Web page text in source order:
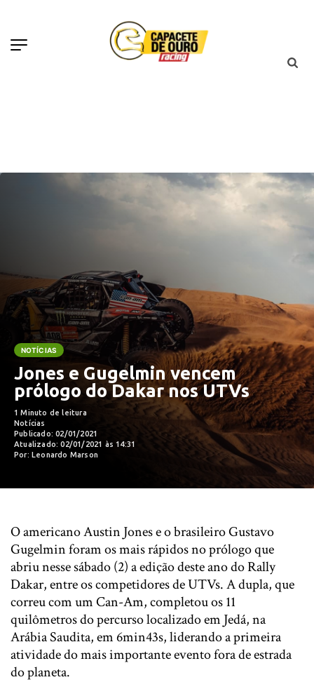
NOTÍCIAS
Jones e Gugelmin vencem
prólogo do Dakar nos UTVs
1 Minuto de leitura
Notícias
Publicado: 02/01/2021
Atualizado: 02/01/2021 às 14:31
Por: Leonardo Marson
O americano Austin Jones e o brasileiro Gustavo
Gugelmin foram os mais rápidos no prólogo que
abriu nesse sábado (2) a edição deste ano do Rally
Dakar, entre os competidores de UTVs. A dupla, que
correu com um Can-Am, completou os 11
quilômetros do percurso localizado em Jedá, na
Arábia Saudita, em 6min43s, liderando a primeira
atividade do mais importante evento fora de estrada
do planeta.